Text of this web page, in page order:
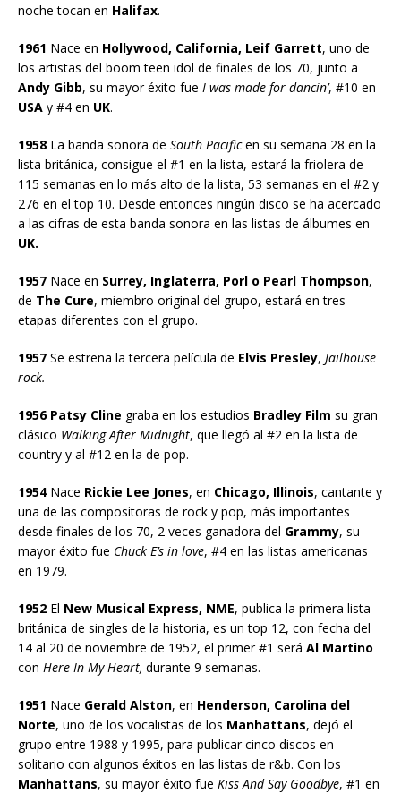
noche tocan en Halifax.
1961 Nace en Hollywood, California, Leif Garrett, uno de
los artistas del boom teen idol de finales de los 70, junto a
Andy Gibb, su mayor éxito fue I was made for dancin’, #10 en
USA y #4 en UK.
1958 La banda sonora de South Pacificen su semana 28 en la
lista británica, consigue el #1 en la lista, estará la friolera de
115 semanas en lo más alto de la lista, 53 semanas en el #2 y
276 en el top 10. Desde entonces ningún disco se ha acercado
a las cifras de esta banda sonora en las listas de álbumes en
UK.
1957 Nace en Surrey, Inglaterra, Porl o Pearl Thompson,
de The Cure, miembro original del grupo, estará en tres
etapas diferentes con el grupo.
1957 Se estrena la tercera película de Elvis Presley, Jailhouse
rock.
1956 Patsy Cline graba en los estudios Bradley Film su gran
clásico Walking After Midnight, que llegó al #2 en la lista de
country y al #12 en la de pop.
1954Nace Rickie Lee Jones, en Chicago, Illinois, cantante y
una de las compositoras de rock y pop, más importantes
desde finales de los 70, 2 veces ganadora del Grammy, su
mayor éxito fue Chuck E’s in love, #4 en las listas americanas
en 1979.
1952 El New Musical Express, NME, publica la primera lista
británica de singles de la historia, es un top 12, con fecha del
14 al 20 de noviembre de 1952, el primer #1 será Al Martino
con Here In My Heart, durante 9 semanas.
1951 Nace Gerald Alston, en Henderson, Carolina del
Norte, uno de los vocalistas de los Manhattans, dejó el
grupo entre 1988 y 1995, para publicar cinco discos en
solitario con algunos éxitos en las listas de r&b. Con los
Manhattans, su mayor éxito fue Kiss And Say Goodbye, #1 en